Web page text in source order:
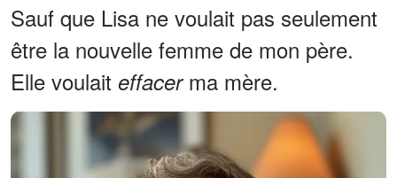
Sauf que Lisa ne voulait pas seulement
être la nouvelle femme de mon père.
Elle voulait effacerma mère.